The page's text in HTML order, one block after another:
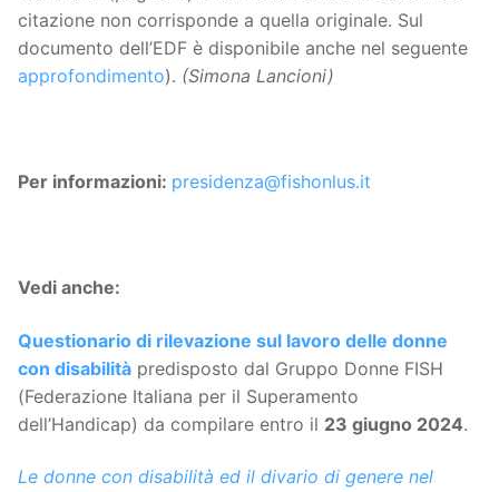
citazione non corrisponde a quella originale. Sul
documento dell’EDF è disponibile anche nel seguente
approfondimento). (Simona Lancioni)
Per informazioni: presidenza@fishonlus.it
Vedi anche:
Questionario di rilevazione sul lavoro delle donne
con disabilità predisposto dal Gruppo Donne FISH
(Federazione Italiana per il Superamento
dell’Handicap) da compilare entro il 23 giugno 2024.
Le donne con disabilità ed il divario di genere nel